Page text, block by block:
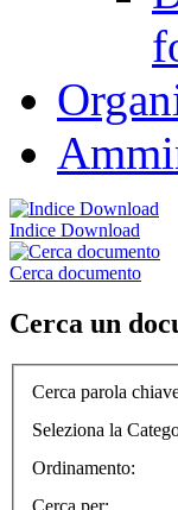
Indice Download
Cerca documento
Cerca un
Cerca parola
Seleziona la
Ordinamento: